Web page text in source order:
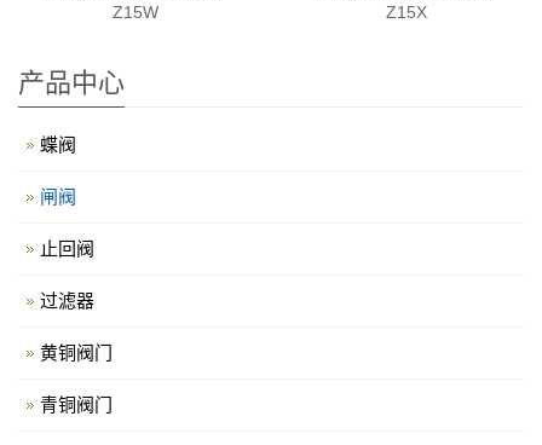
Z15W
Z15X
产品中心
蝶阀
闸阀
止回阀
过滤器
黄铜阀门
青铜阀门